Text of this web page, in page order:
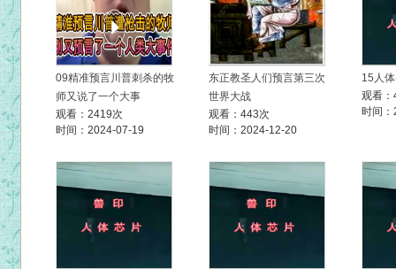
09精准预言川普刺杀的牧
师又说了一个大事
观看：2419次
时间：2024-07-19
东正教圣人们预言第三次
世界大战
观看：443次
时间：2024-12-20
15人
观看
时间